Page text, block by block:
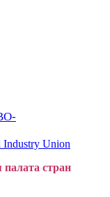
Industry Union
палата стран